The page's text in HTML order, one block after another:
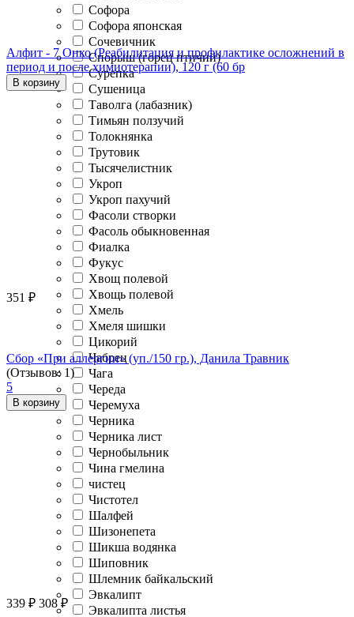
Софора
Софора японская
Сочевичник
Спорыш (горец птичий)
Сурепка
Сушеница
Таволга (лабазник)
Тимьян ползучий
Толокнянка
Трутовик
Тысячелистник
Укроп
Укроп пахучий
Фасоли створки
Фасоль обыкновенная
Фиалка
Фукус
Хвощ полевой
Хвощь полевой
Хмель
Хмеля шишки
Цикорий
Чабрец
Чага
Череда
Черемуха
Черника
Черника лист
Чернобыльник
Чина гмелина
чистец
Чистотел
Шалфей
Шизонепета
Шикша водянка
Шиповник
Шлемник байкальский
Эвкалипт
Эвкалипта листья
Алфит - 7 Онко (Реабилитация и профилактике осложнений в
период и после химиотерапии), 120 г (60 бр
В корзину
351 ₽
Сбор «При аллергии» (уп./150 гр.), Данила Травник
(Отзывов: 1)
5
В корзину
339 ₽ 308 ₽